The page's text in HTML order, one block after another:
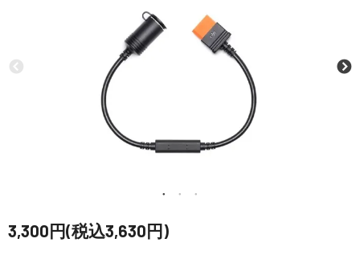
業務用ドローン・業務関連製品
水中ドローン(ROV)・水中スクーター
RC・ロボット部品
3,300円(税込3,630円)